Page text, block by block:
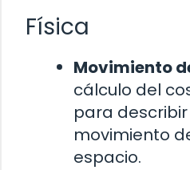
Física
Movimiento
cálculo del
para
movimiento
espacio.